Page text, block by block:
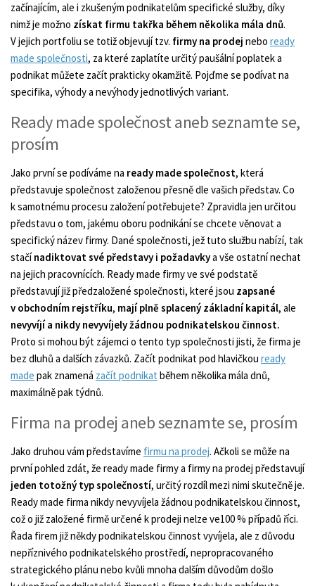
začínajícím, ale i zkušeným podnikatelům specifické služby, díky
nimž je možno získat firmu takřka během několika mála dnů.
V jejich portfoliu se totiž objevují tzv. firmy na prodej nebo ready
made společnosti, za které zaplatíte určitý paušální poplatek a
podnikat můžete začít prakticky okamžitě. Pojďme se podívat na
specifika, výhody a nevýhody jednotlivých variant.
Ready made společnost aneb seznamte se,
prosím
Jako první se podíváme na ready made společnost, která
představuje společnost založenou přesně dle vašich představ. Co
k samotnému procesu založení potřebujete? Zpravidla jen určitou
představu o tom, jakému oboru podnikání se chcete věnovat a
specifický název firmy. Dané společnosti, jež tuto službu nabízí, tak
stačínadiktovat své představy i požadavkya vše ostatní nechat
na jejich pracovnících. Ready made firmy ve své podstatě
představují již předzaložené společnosti, které jsou zapsané
v obchodním rejstříku, mají plně splacený základní kapitál, ale
nevyvíjí a nikdy nevyvíjely žádnou podnikatelskou činnost.
Proto si mohou být zájemci o tento typ společnosti jisti, že firma je
bez dluhů a dalších závazků. Začít podnikat pod hlavičkou ready
made pak znamená začít podnikat během několika mála dnů,
maximálně pak týdnů.
Firma na prodej aneb seznamte se, prosím
Jako druhou vám představíme firmu na prodej. Ačkoli se může na
první pohled zdát, že ready made firmy a firmy na prodej představují
jeden totožný typ společností, určitý rozdíl mezi nimi skutečně je.
Ready made firma nikdy nevyvíjela žádnou podnikatelskou činnost,
což o již založené firmě určené k prodeji nelze ve100 % případů říci.
Řada firem již někdy podnikatelskou činnost vyvíjela, ale z důvodu
nepříznivého podnikatelského prostředí, nepropracovaného
strategického plánu nebo kvůli mnoha dalším důvodům došlo